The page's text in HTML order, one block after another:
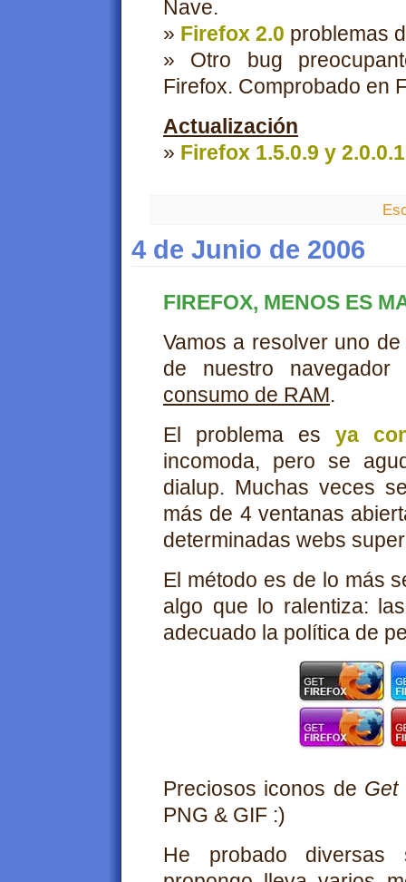
Nave.
» Firefox 2.0 problemas
» Otro bug
Firefox. Comprobado en
Actualización
» Firefox 1.5.0.9 y 2.0.0.1
4 de Junio de 2006
FIREFOX, MENOS ES
Vamos a resolver uno
de nuestro
consumo de RAM.
El problema es ya
incomoda, pero se
dialup. Muchas veces
más de 4 ventanas
determinadas webs
El método es de lo más
algo que lo ralentiza:
adecuado la política de
Preciosos iconos de Get
PNG & GIF :)
He probado